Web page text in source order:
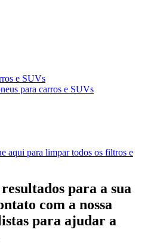
e SUVs
para carros e SUVs
aqui para limpar todos os filtros e
para a sua
com a nossa
para ajudar a